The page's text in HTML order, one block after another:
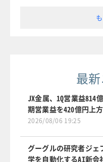
最
JX金属、1Q営業益
期営業益を420億円上
2026/08/06 19:25
グーグルの研究者ジェ
学を自動化するAI新会